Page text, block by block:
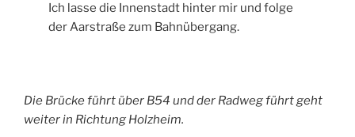
Ich lasse die Innenstadt hinter mir und folge
der Aarstraße zum Bahnübergang.
Die Brücke führt über B54 und der Radweg führt geht
weiter in Richtung Holzheim.